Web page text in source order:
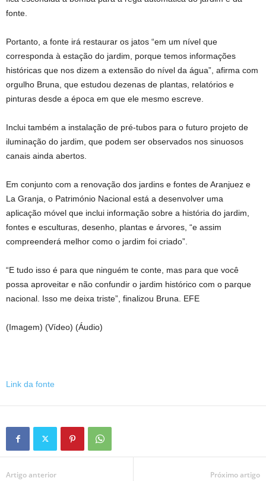
fonte.
Portanto, a fonte irá restaurar os jatos “em um nível que
corresponda à estação do jardim, porque temos informações
históricas que nos dizem a extensão do nível da água”, afirma com
orgulho Bruna, que estudou dezenas de plantas, relatórios e
pinturas desde a época em que ele mesmo escreve.
Inclui também a instalação de pré-tubos para o futuro projeto de
iluminação do jardim, que podem ser observados nos sinuosos
canais ainda abertos.
Em conjunto com a renovação dos jardins e fontes de Aranjuez e
La Granja, o Património Nacional está a desenvolver uma
aplicação móvel que inclui informação sobre a história do jardim,
fontes e esculturas, desenho, plantas e árvores, “e assim
compreenderá melhor como o jardim foi criado”.
“E tudo isso é para que ninguém te conte, mas para que você
possa aproveitar e não confundir o jardim histórico com o parque
nacional. Isso me deixa triste”, finalizou Bruna. EFE
(Imagem) (Vídeo) (Áudio)
Link da fonte
Artigo anterior Próximo artigo